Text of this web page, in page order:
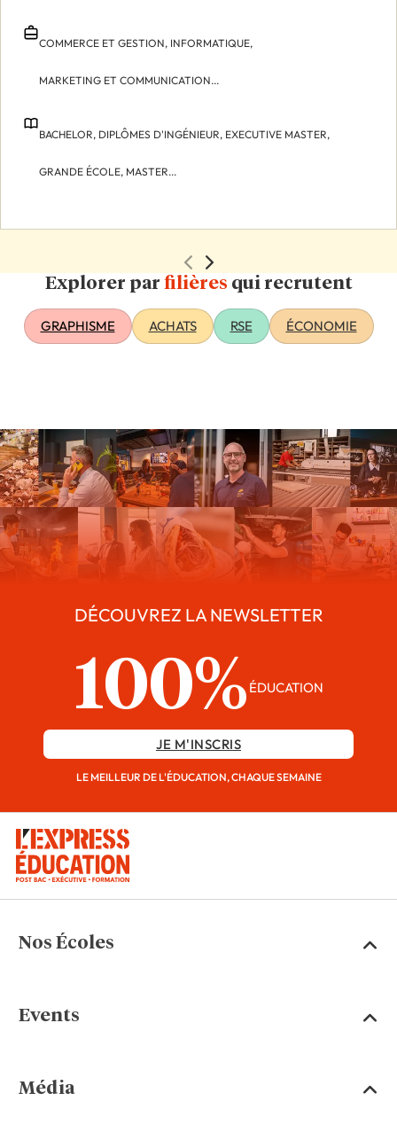
COMMERCE ET GESTION, INFORMATIQUE,
MARKETING ET COMMUNICATION...
BACHELOR, DIPLÔMES D'INGÉNIEUR, EXECUTIVE MASTER,
GRANDE ÉCOLE, MASTER...
Explorer par filières qui recrutent
GRAPHISME ACHATS RSE ÉCONOMIE
DÉCOUVREZ LA NEWSLETTER
100% ÉDUCATION
JE M'INSCRIS
LE MEILLEUR DE L'ÉDUCATION, CHAQUE SEMAINE
Nos Écoles
Events
Média